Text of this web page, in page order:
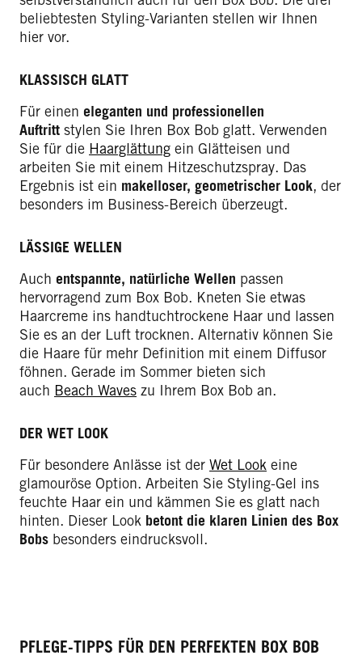
beliebtesten Styling-Varianten stellen wir Ihnen
hier vor.
KLASSISCH GLATT
Für einen eleganten und professionellen
Auftritt stylen Sie Ihren Box Bob glatt. Verwenden
Sie für die Haarglättung ein Glätteisen und
arbeiten Sie mit einem Hitzeschutzspray. Das
Ergebnis ist ein makelloser, geometrischer Look, der
besonders im Business-Bereich überzeugt.
LÄSSIGE WELLEN
Auch entspannte, natürliche Wellen passen
hervorragend zum Box Bob. Kneten Sie etwas
Haarcreme ins handtuchtrockene Haar und lassen
Sie es an der Luft trocknen. Alternativ können Sie
die Haare für mehr Definition mit einem Diffusor
föhnen. Gerade im Sommer bieten sich
auch Beach Waves zu Ihrem Box Bob an.
DER WET LOOK
Für besondere Anlässe ist der Wet Look eine
glamouröse Option. Arbeiten Sie Styling-Gel ins
feuchte Haar ein und kämmen Sie es glatt nach
hinten. Dieser Look betont die klaren Linien des Box
Bobs besonders eindrucksvoll.
PFLEGE-TIPPS FÜR DEN PERFEKTEN BOX BOB